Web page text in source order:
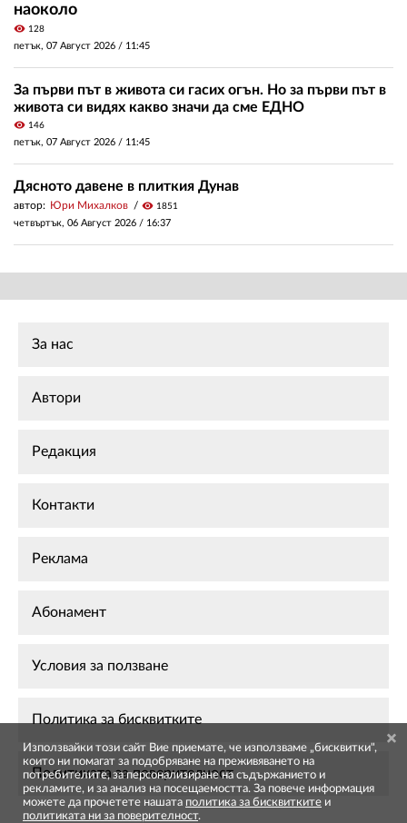
наоколо
visibility 128
петък, 07 Август 2026 / 11:45
За първи път в живота си гасих огън. Но за първи път в
живота си видях какво значи да сме ЕДНО
visibility 146
петък, 07 Август 2026 / 11:45
Дясното давене в плиткия Дунав
автор: Юри Михалков visibility 1851
четвъртък, 06 Август 2026 / 16:37
За нас
Автори
Редакция
Контакти
Реклама
Абонамент
Условия за ползване
Политика за бисквитките
Политиката за поверителност
Използвайки този сайт Вие приемате, че използваме „бисквитки",
които ни помагат за подобряване на преживяването на
потребителите, за персонализиране на съдържанието и
рекламите, и за анализ на посещаемостта. За повече информация
можете да прочетете нашата политика за бисквитките и
политиката ни за поверителност.